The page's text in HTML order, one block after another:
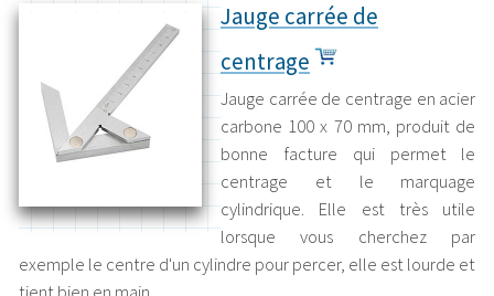
Jauge carrée de
centrage
Jauge carrée de centrage en acier
carbone 100 x 70 mm, produit de
bonne facture qui permet le
centrage et le marquage
cylindrique. Elle est très utile
lorsque vous cherchez par
exemple le centre d'un cylindre pour percer, elle est lourde et